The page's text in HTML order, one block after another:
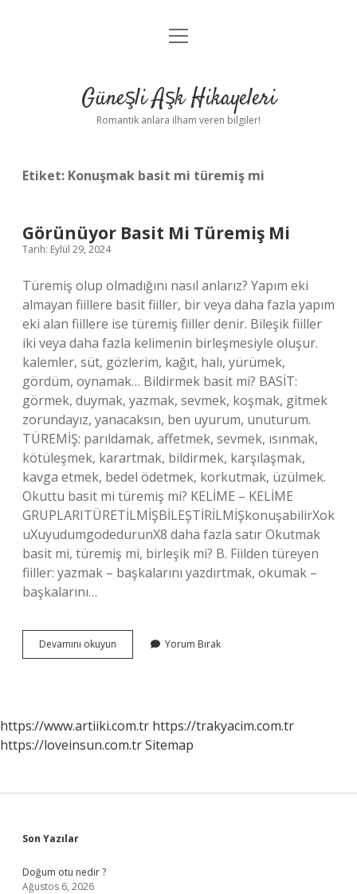
Anasayfa
Yasal Uyarı
menüyü
Güneşli Aşk Hikayeleri
Romantik anlara ilham veren bilgiler!
Etiket: Konuşmak basit mi türemiş mi
Görünüyor Basit Mi Türemiş Mi
Tarih: Eylül 29, 2024
Türemiş olup olmadığını nasıl anlarız? Yapım eki
almayan fiillere basit fiiller, bir veya daha fazla yapım
eki alan fiillere ise türemiş fiiller denir. Bileşik fiiller
iki veya daha fazla kelimenin birleşmesiyle oluşur.
kalemler, süt, gözlerim, kağıt, halı, yürümek,
gördüm, oynamak… Bildirmek basit mi? BASİT:
görmek, duymak, yazmak, sevmek, koşmak, gitmek
zorundayız, yanacaksın, ben uyurum, unuturum.
TÜREMİŞ: parıldamak, affetmek, sevmek, ısınmak,
kötüleşmek, karartmak, bildirmek, karşılaşmak,
kavga etmek, bedel ödetmek, korkutmak, üzülmek.
Okuttu basit mi türemiş mi? KELİME – KELİME
GRUPLARITÜRETİLMİŞBİLEŞTİRİLMİŞkonuşabilirXok
uXuyudumgodedurunX8 daha fazla satır Okutmak
basit mi, türemiş mi, birleşik mi? B. Fiilden türeyen
fiiller: yazmak – başkalarını yazdırtmak, okumak –
başkalarını…
Devamını okuyun Görünüyor
Basit
Yorum Bırak
https://www.artiiki.com.tr https://trakyacim.com.tr
https://loveinsun.com.trSitemap
Sidebar
Son Yazılar
Doğum otu nedir ?
Ağustos 6, 2026